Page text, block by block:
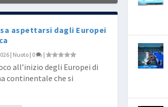
aspettarsi dagli Europei
| Nuoto | 0 |
all’inizio degli Europei di
continentale che si